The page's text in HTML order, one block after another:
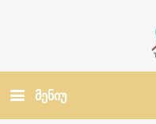
მენიუ